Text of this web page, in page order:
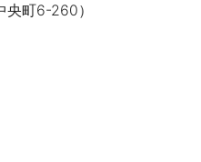
町6-260）